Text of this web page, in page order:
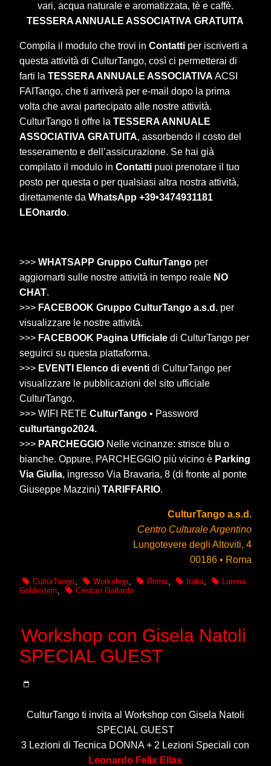
vari, acqua naturale e aromatizzata, tè e caffè.
TESSERA ANNUALE ASSOCIATIVA GRATUITA
Compila il modulo che trovi inContatti per iscriverti a
questa attività di CulturTango, così ci permetterai di
farti laTESSERA ANNUALE ASSOCIATIVA ACSI
FAITango, che ti arriverà per e-mail dopo la prima
volta che avrai partecipato alle nostre attività.
CulturTango ti offre laTESSERA ANNUALE
ASSOCIATIVA GRATUITA, assorbendo il costo del
tesseramento e dell’assicurazione. Se hai già
compilato il modulo inContatti puoi prenotare il tuo
posto per questa o per qualsiasi altra nostra attività,
direttamente da WhatsApp +39•3474931181
LEOnardo.
>>>WHATSAPP Gruppo CulturTango per
aggiornarti sulle nostre attività in tempo reale NO
CHAT.
>>> FACEBOOK Gruppo CulturTango a.s.d. per
visualizzare le nostre attività.
>>> FACEBOOK Pagina Ufficiale di CulturTango per
seguirci su questa piattaforma.
>>> EVENTI Elenco di eventi di CulturTango per
visualizzare le pubblicazioni del sito ufficiale
CulturTango.
>>> WIFI RETECulturTango • Password
culturtango2024.
>>> PARCHEGGIO Nelle vicinanze: strisce blu o
bianche. Oppure, PARCHEGGIO più vicino è Parking
Via Giulia, ingresso Via Bravaria, 8 (di fronte al ponte
Giuseppe Mazzini)TARIFFARIO.
CulturTango a.s.d.
Centro Culturale Argentino
Lungotevere degli Altoviti, 4
00186 • Roma
CulturTango, Workshop, Roma, Italia,
Lorena
Goldestein, Cristian Gallardo
Workshop con Gisela Natoli
SPECIAL GUEST
CulturTango ti invita al Workshop con Gisela Natoli
SPECIAL GUEST
3 Lezioni di Tecnica DONNA + 2 Lezioni Speciali con
Leonardo Felix Elias